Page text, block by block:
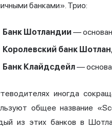
банками». Трио:
Банк Шотландии —
Королевский банк
Банк Клайдсдейл—
иногда
общее название
из этих банков в